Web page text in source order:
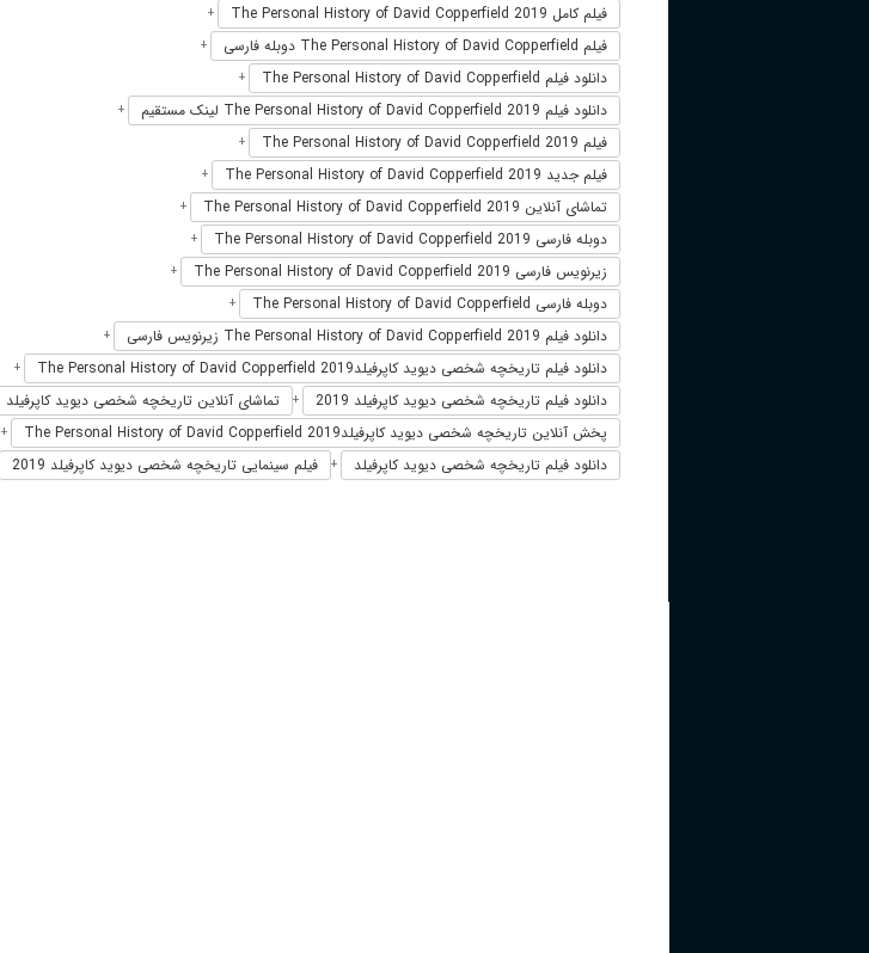
فیلم کامل The Personal History of David Copperfield 2019 +
فیلم The Personal History of David Copperfield دوبله فارسی +
دانلود فیلم The Personal History of David Copperfield +
دانلود فیلم The Personal History of David Copperfield 2019 لینک مستقیم +
فیلم The Personal History of David Copperfield 2019 +
فیلم جدید The Personal History of David Copperfield 2019 +
تماشای آنلاین The Personal History of David Copperfield 2019 +
دوبله فارسی The Personal History of David Copperfield 2019 +
زیرنویس فارسی The Personal History of David Copperfield 2019 +
دوبله فارسی The Personal History of David Copperfield +
دانلود فیلم The Personal History of David Copperfield 2019 زیرنویس فارسی +
دانلود فیلم تاریخچه شخصی دیوید کاپرفیلدThe Personal History of David Copperfield 2019 +
دانلود فیلم تاریخچه شخصی دیوید کاپرفیلد 2019 + تماشای آنلاین تاریخچه شخصی دیوید کاپرفیلد 2019
پخش آنلاین تاریخچه شخصی دیوید کاپرفیلدThe Personal History of David Copperfield 2019 +
دانلود فیلم تاریخچه شخصی دیوید کاپرفیلد + فیلم سینمایی تاریخچه شخصی دیوید کاپرفیلد 2019